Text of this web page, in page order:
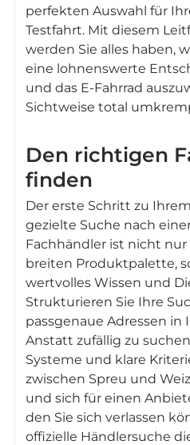
perfekten Auswahl für
Testfahrt. Mit diesem
werden Sie alles haben,
eine lohnenswerte
und das E-Fahrrad
Sichtweise total
Den richtigen
finden
Der erste Schritt zu
gezielte Suche nach
Fachhändler ist nicht
breiten Produktpalette,
wertvolles Wissen und
Strukturieren Sie Ihre
passgenaue Adressen
Anstatt zufällig zu
Systeme und klare
zwischen Spreu und
und sich für einen
den Sie sich verlassen
offizielle Händlersuche